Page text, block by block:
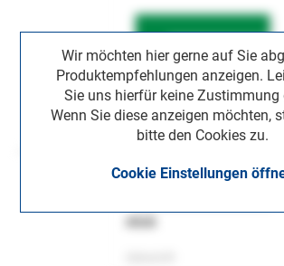
Wir möchten hier gerne auf Sie
Produktempfehlungen anzeigen.
Sie uns hierfür keine Zustimmung
Wenn Sie diese anzeigen möchten,
bitte den Cookies zu.
Cookie Einstellungen